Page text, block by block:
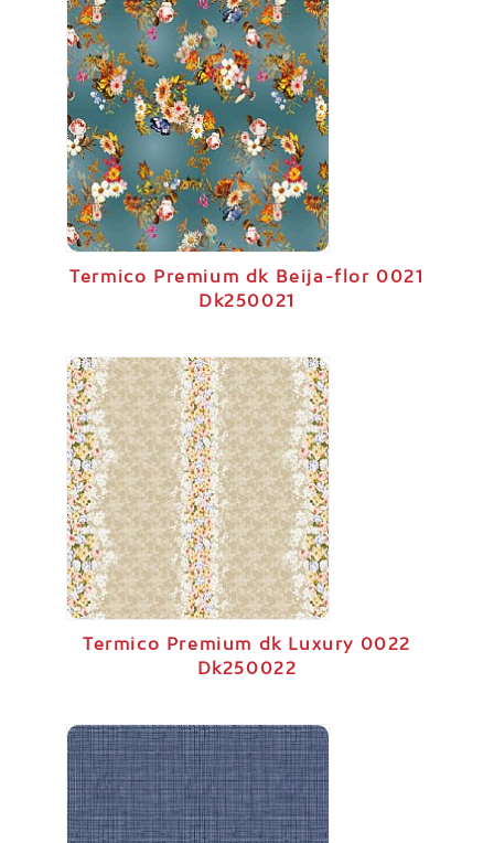
Termico Premium dk Beija-flor 0021
Dk250021
Termico Premium dk Luxury 0022
Dk250022